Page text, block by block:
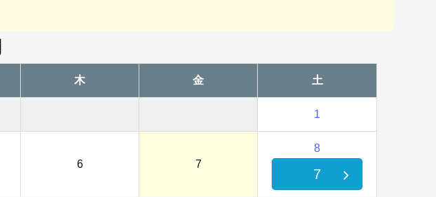
木 金 土
1
6 7
8
7